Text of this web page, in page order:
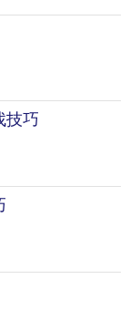
富产品，也就
，也不需投入，
0元免费招代
多陌生人加我为
手机几乎没有停
教导一些新进来
他们的疑问。这
，我靠做微商兼
的套房的贷款还
技巧